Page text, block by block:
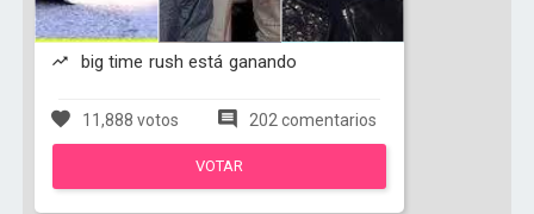
big time rush está ganando
11,888 votos 202 comentarios
VOTAR